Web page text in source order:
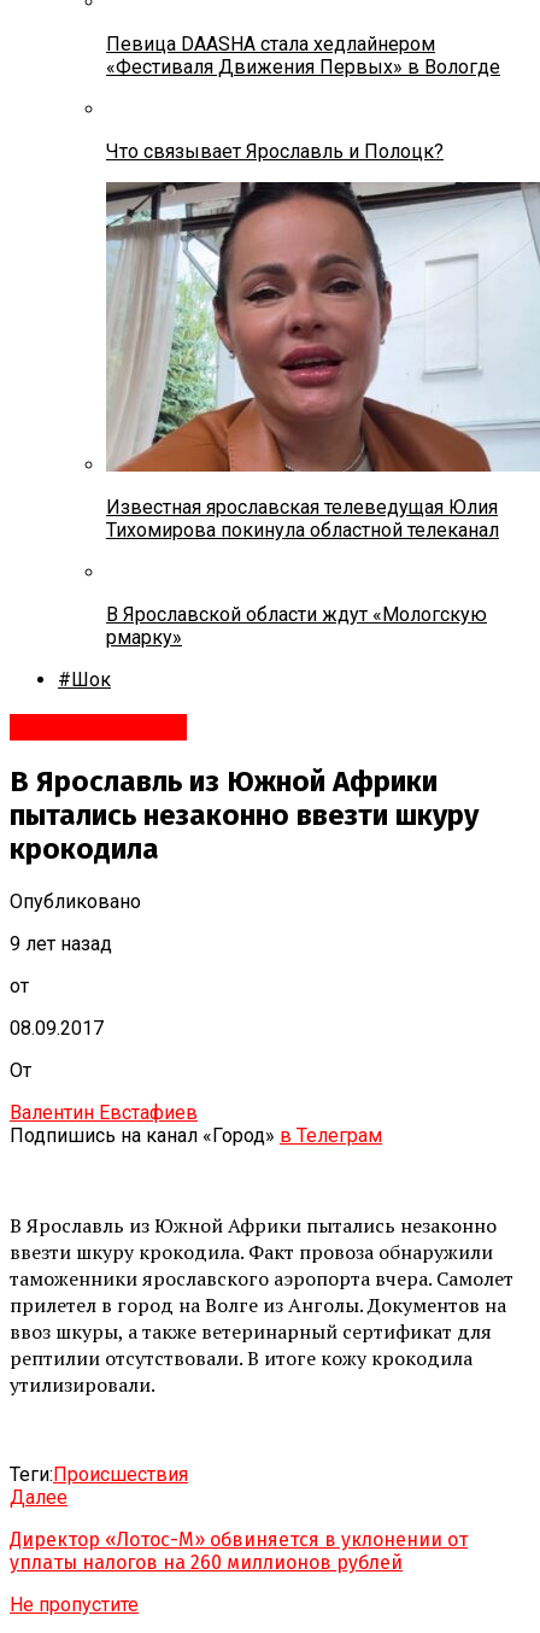
Певица DAASHA стала хедлайнером
«Фестиваля Движения Первых» в Вологде
Что связывает Ярославль и Полоцк?
Известная ярославская телеведущая Юлия
Тихомирова покинула областной телеканал
В Ярославской области ждут «Мологскую
рмарку»
#Шок
В Ярославль из Южной Африки
пытались незаконно ввезти шкуру
крокодила
Опубликовано
9 лет назад
от
08.09.2017
От
Валентин Евстафиев
Подпишись на канал «Город» в Телеграм
В Ярославль из Южной Африки пытались незаконно
ввезти шкуру крокодила. Факт провоза обнаружили
таможенники ярославского аэропорта вчера. Самолет
прилетел в город на Волге из Анголы. Документов на
ввоз шкуры, а также ветеринарный сертификат для
рептилии отсутствовали. В итоге кожу крокодила
утилизировали.
Теги:Происшествия
Далее
Директор «Лотос-М» обвиняется в уклонении от
уплаты налогов на 260 миллионов рублей
Не пропустите